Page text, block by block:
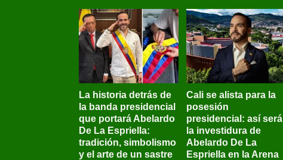
La historia detrás de
la banda presidencial
que portará Abelardo
De La Espriella:
tradición, simbolismo
y el arte de un sastre
Cali se alista para la
posesión
presidencial: así será
la investidura de
Abelardo De La
Espriella en la Arena